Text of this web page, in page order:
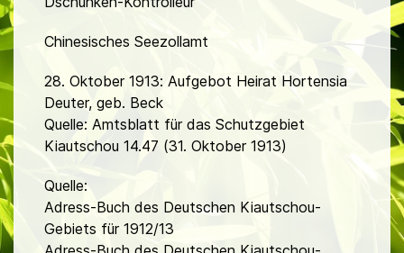
Chinesisches Seezollamt
28. Oktober 1913: Aufgebot Heirat Hortensia
Deuter, geb. Beck
Quelle: Amtsblatt für das Schutzgebiet
Kiautschou 14.47 (31. Oktober 1913)
Quelle:
Adress-Buch des Deutschen Kiautschou-
Gebiets für 1912/13